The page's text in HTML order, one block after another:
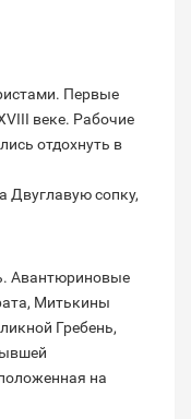
Первые
веке. Рабочие
отдохнуть в
Двуглавую сопку,
Авантюриновые
Митькины
Гребень,
на